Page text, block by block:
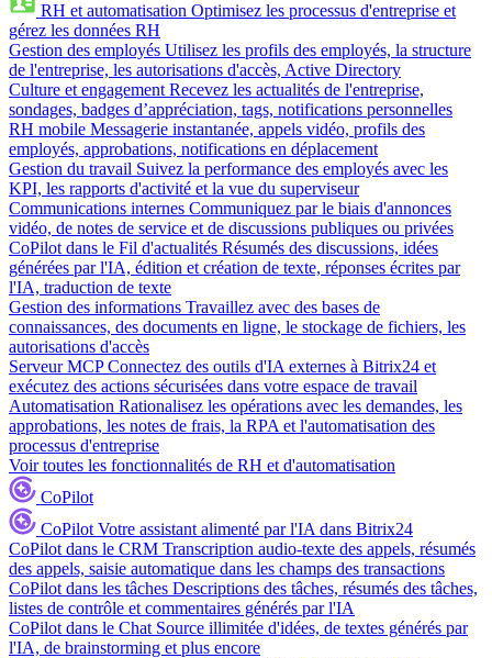
RH et automatisation Optimisez les processus d'entreprise et
gérez les données RH
Gestion des employés Utilisez les profils des employés, la structure
de l'entreprise, les autorisations d'accès, Active Directory
Culture et engagement Recevez les actualités de l'entreprise,
sondages, badges d’appréciation, tags, notifications personnelles
RH mobile Messagerie instantanée, appels vidéo, profils des
employés, approbations, notifications en déplacement
Gestion du travail Suivez la performance des employés avec les
KPI, les rapports d'activité et la vue du superviseur
Communications internes Communiquez par le biais d'annonces
vidéo, de notes de service et de discussions publiques ou privées
CoPilot dans le Fil d'actualités Résumés des discussions, idées
générées par l'IA, édition et création de texte, réponses écrites par
l'IA, traduction de texte
Gestion des informations Travaillez avec des bases de
connaissances, des documents en ligne, le stockage de fichiers, les
autorisations d'accès
Serveur MCP Connectez des outils d'IA externes à Bitrix24 et
exécutez des actions sécurisées dans votre espace de travail
Automatisation Rationalisez les opérations avec les demandes, les
approbations, les notes de frais, la RPA et l'automatisation des
processus d'entreprise
Voir toutes les fonctionnalités de RH et d'automatisation
CoPilot
CoPilot Votre assistant alimenté par l'IA dans Bitrix24
CoPilot dans le CRM Transcription audio-texte des appels, résumés
des appels, saisie automatique dans les champs des transactions
CoPilot dans les tâches Descriptions des tâches, résumés des tâches,
listes de contrôle et commentaires générés par l'IA
CoPilot dans le Chat Source illimitée d'idées, de textes générés par
l'IA, de brainstorming et plus encore